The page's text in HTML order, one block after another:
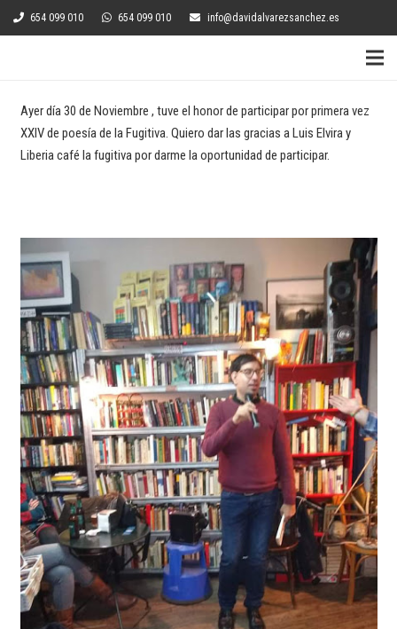
654 099 010 654 099 010 info@davidalvarezsanchez.es
Ayer día 30 de Noviembre , tuve el honor de participar por primera vez
XXIV de poesía de la Fugitiva. Quiero dar las gracias a Luis Elvira y
Liberia café la fugitiva por darme la oportunidad de participar.